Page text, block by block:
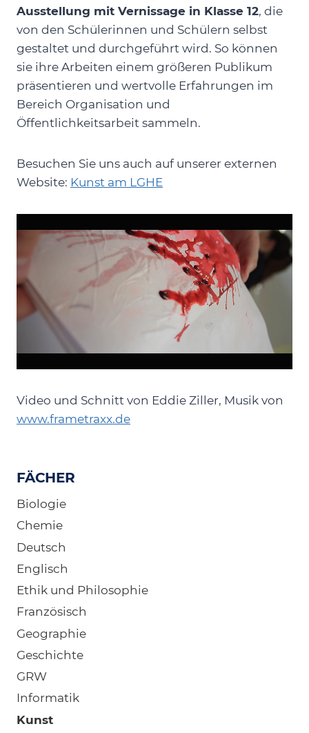
Ausstellung mit Vernissage in Klasse 12, die
von den Schülerinnen und Schülern selbst
gestaltet und durchgeführt wird. So können
sie ihre Arbeiten einem größeren Publikum
präsentieren und wertvolle Erfahrungen im
Bereich Organisation und
Öffentlichkeitsarbeit sammeln.
Besuchen Sie uns auch auf unserer externen
Website: Kunst am LGHE
Video und Schnitt von Eddie Ziller, Musik von
www.frametraxx.de
FÄCHER
Biologie
Chemie
Deutsch
Englisch
Ethik und Philosophie
Französisch
Geographie
Geschichte
GRW
Informatik
Kunst